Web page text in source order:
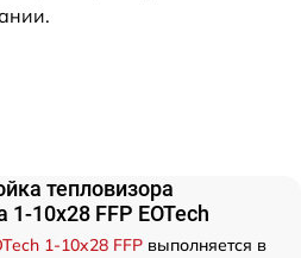
тепловизора
1-10x28 FFP EOTech
1-10x28 FFP выполняется в